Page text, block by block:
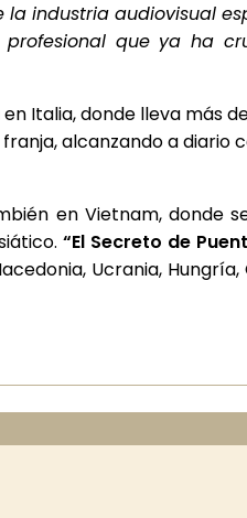
industria audiovisual
que ya ha
Italia, donde lleva más
alcanzando a diario
en Vietnam, donde
“El Secreto de
Ucrania, Hungría,